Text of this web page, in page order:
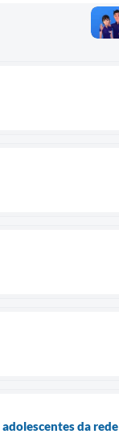
da rede